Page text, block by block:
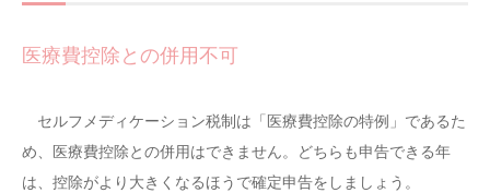
医療費控除との併用不可
セルフメディケーション税制は「医療費控除の特例」であるた
め、医療費控除との併用はできません。どちらも申告できる年
は、控除がより大きくなるほうで確定申告をしましょう。